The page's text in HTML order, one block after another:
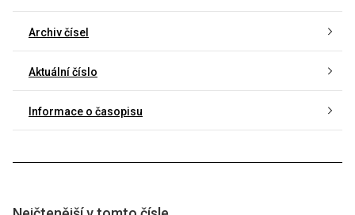
Archiv čísel
Aktuální číslo
Informace o časopisu